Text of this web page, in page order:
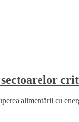
alimentării cu